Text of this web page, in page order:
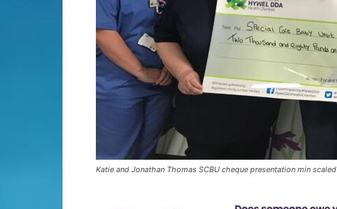
Katie and Jonathan Thomas SCBU cheque presentation min scaled